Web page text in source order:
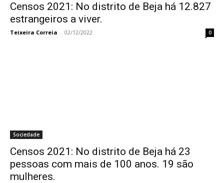
Censos 2021: No distrito de Beja há 12.827
estrangeiros a viver.
Teixeira Correia - 02/12/2022 0
Sociedade
Censos 2021: No distrito de Beja há 23
pessoas com mais de 100 anos. 19 são
mulheres.